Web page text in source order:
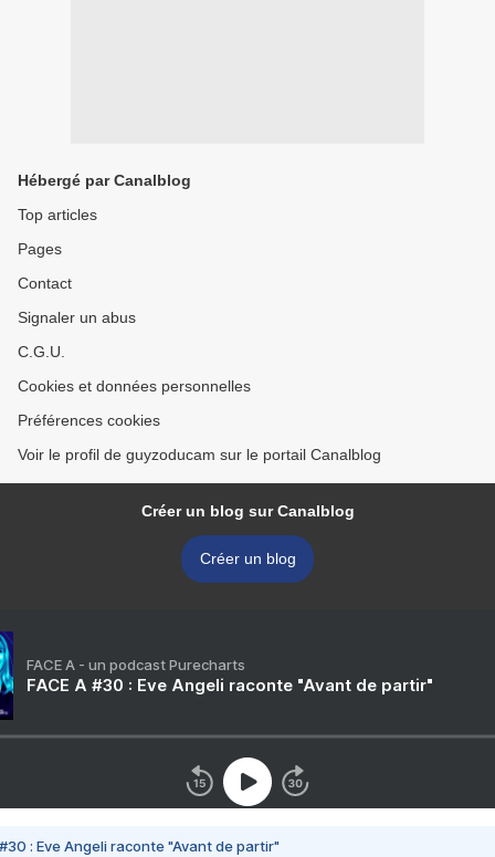
Hébergé par Canalblog
Top articles
Pages
Contact
Signaler un abus
C.G.U.
Cookies et données personnelles
Préférences cookies
Voir le profil de guyzoducam sur le portail Canalblog
Créer un blog sur Canalblog
Créer un blog
FACE A - un podcast Purecharts
FACE A #30 : Eve Angeli raconte "Avant de partir"
#30 : Eve Angeli raconte "Avant de partir"